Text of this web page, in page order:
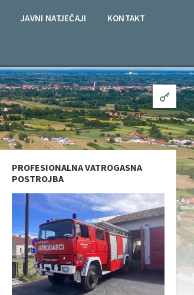
JAVNI NATJEČAJI KONTAKT
PROFESIONALNA VATROGASNA
POSTROJBA